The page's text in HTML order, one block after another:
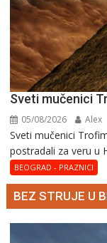
Sveti mučenici
05/08/2026 Alex
Sveti mučenici
postradali za veru u
BEOGRAD - PRAZNICI
BEZ STRUJE U